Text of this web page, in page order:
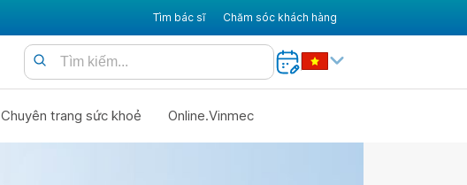
Tìm bác sĩ Chăm sóc khách hàng
Chuyên trang sức khoẻ Online.Vinmec